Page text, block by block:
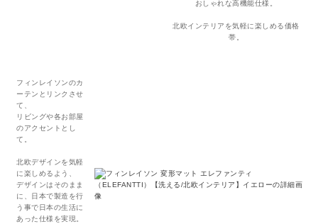
おしゃれな高機能仕様。
北欧インテリアを気軽に楽しめる価格
帯。
フィンレイソンのカ
ーテンとリンクさせ
て、
リビングや各お部屋
のアクセントとし
て。
北欧デザインを気軽
に楽しめるよう、
デザインはそのまま
に、日本で製造を行
う事で日本の生活に
あった仕様を実現。